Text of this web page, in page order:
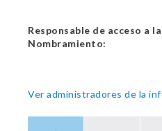
Responsable de acceso a
Nombramiento:
Ver administradores de la